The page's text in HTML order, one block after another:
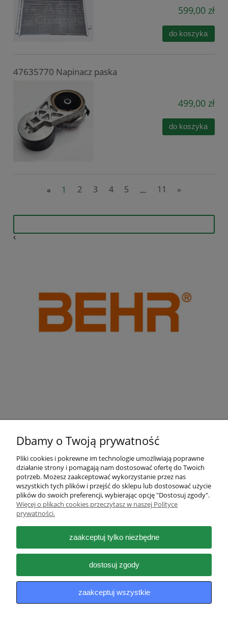
599,00 zł
do koszyka
47635770 Napinacz paska
499,00 zł
do koszyka
« 1 2 3 4 5 ... 11 »
Pomoc
Moje konto
Płatności i dostawa
Informacje
O nas
Dbamy o Twoją prywatność
Pliki cookies i pokrewne im technologie umożliwiają poprawne
działanie strony i pomagają nam dostosować ofertę do Twoich
potrzeb. Możesz zaakceptować wykorzystanie przez nas
wszystkich tych plików i przejść do sklepu lub dostosować użycie
plików do swoich preferencji, wybierając opcję "Dostosuj zgody".
Więcej o plikach cookies przeczytasz w naszej Polityce
prywatności.
zaakceptuj tylko niezbędne
dostosuj zgody
zaakceptuj wszystkie